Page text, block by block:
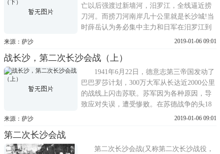
提高了全民抗战的积极性。公
亡以后强渡过新墙河，汨罗江，全线逼近捞
刀河。而捞刀河南岸几十公里就是长沙城!当
时薛岳认为务必集中主力和日军在汨罗江到
捞刀河之间，进行第一次决战，即使不胜，
者株洲，浏阳河一线，利用马上就要赶到战
场的3个主力军，同日军进行最后的决战，一
举将其击溃。
来源：萨沙 2019-01-06 09:01
战长沙，第二次长沙会战（上）
1941年6月22日，德意志第三帝国发动了
巴巴罗莎计划，300万大军从长达近2000公里
的战线上闪击苏联。苏军因为各种原因，导
致应对失误，遭受惨败。在苏德战争的头18
天，苏联就损失2000列火车的军火，3000门
歼，另有70个师人员武器损失过半。在在
来源：萨沙 2019-01-06 09:01
第二次长沙会战
第二次长沙会战(又称第二次长沙战役，